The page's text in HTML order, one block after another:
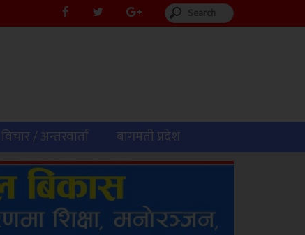
विचार / अन्तरवार्ता बागमती प्रदेश